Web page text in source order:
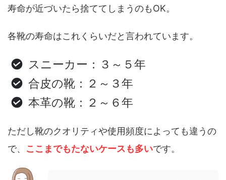
寿命が近づいたら捨ててしまうのもOK。
各靴の寿命はこれくらいだと言われています。
スニーカー：３～５年
合皮の靴：２～３年
本革の靴：２～６年
ただし靴のクオリティや使用頻度によっても違うの
で、 ここまでもたないケースも多いです。